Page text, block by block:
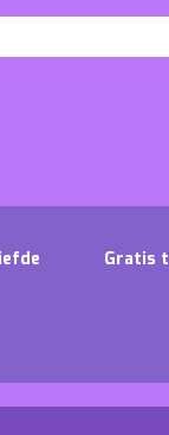
Gratis